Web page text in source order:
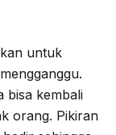
untuk
bisa kembali
orang. Pikiran